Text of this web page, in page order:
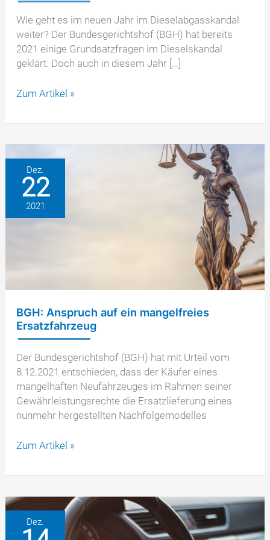
Wie geht es im neuen Jahr im Dieselabgasskandal
weiter? Der Bundesgerichtshof (BGH) hat bereits
2021 einige Grundsatzfragen im Dieselskandal
geklärt. Doch auch in diesem Jahr […]
Dieselskandal
2022
geht
es
weiter?
Zum Artikel »
Dez.
22
2021
BGH: Anspruch auf ein mangelfreies
Ersatzfahrzeug
Der Bundesgerichtshof (BGH) hat mit Urteil vom
8.12.2021 entschieden, dass der Käufer eines
mangelhaften Neufahrzeuges im Rahmen seiner
Gewährleistungsrechte die Ersatzlieferung eines
nunmehr hergestellten Nachfolgemodelles
BGH:
auf
mangelfreies
Ersatzfahrzeug
Zum Artikel »
Dez.